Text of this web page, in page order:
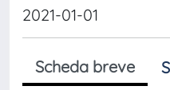
2021-01-01
Scheda breve